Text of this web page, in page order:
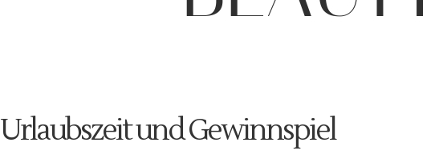
Urlaubszeit und Gewinnspiel